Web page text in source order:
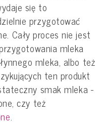
się to
przygotować
Cały proces nie jest
mleka
mleka, albo też
ten produkt
smak mleka -
czy też
.